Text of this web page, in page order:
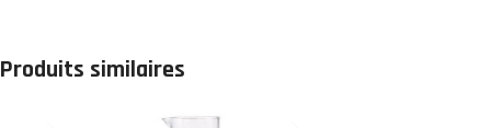
Produits similaires